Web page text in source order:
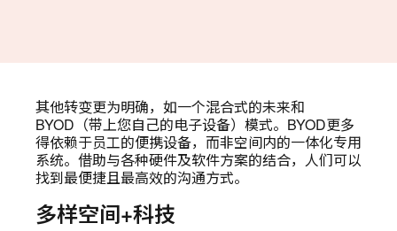
其他转变更为明确，如一个混合式的未来和
BYOD（带上您自己的电子设备）模式。BYOD更多
得依赖于员工的便携设备，而非空间内的一体化专用
系统。借助与各种硬件及软件方案的结合，人们可以
找到最便捷且最高效的沟通方式。
多样空间+科技